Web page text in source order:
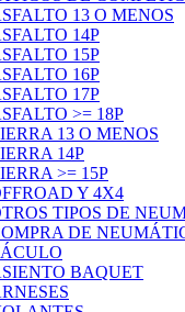
13 O MENOS
14P
15P
16P
17P
>= 18P
13 O MENOS
14P
>= 15P
Y 4X4
TIPOS DE
DE
BAQUET